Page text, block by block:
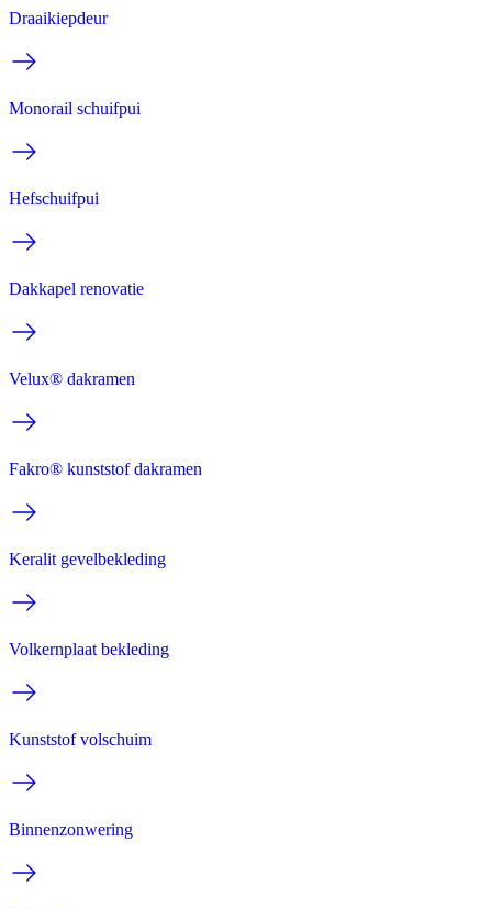
Draaikiepdeur
Monorail schuifpui
Hefschuifpui
Dakkapel renovatie
Velux® dakramen
Fakro® kunststof dakramen
Keralit gevelbekleding
Volkernplaat bekleding
Kunststof volschuim
Binnenzonwering